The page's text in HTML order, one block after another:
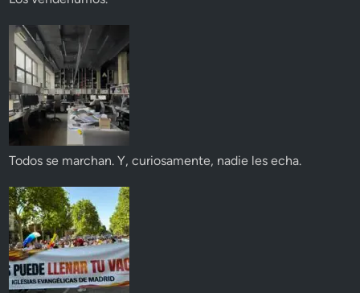
Todos se marchan. Y, curiosamente, nadie les echa.